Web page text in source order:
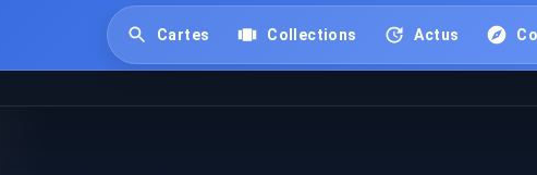
Cartes Collections Actus